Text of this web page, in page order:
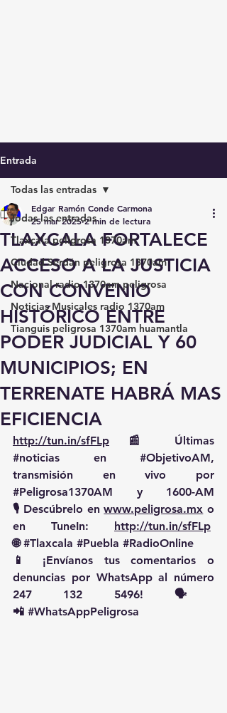
Entrada
Todas las entradas
Tlaxcala peligrosa 1370am
Ciudad Serdán peligrosa 1370am
Nacional radio 1370am peligrosa
Noticias Musicales radio 1370am
Tianguis peligrosa 1370am huamantla
Todas las entradas
TLAXCALA FORTALECE
ACCESO A LA JUSTICIA
CON CONVENIO
HISTÓRICO ENTRE
PODER JUDICIAL Y 60
MUNICIPIOS; EN
TERRENATE HABRÁ MAS
EFICIENCIA
Edgar Ramón Conde Carmona
25 mar 2025 2 min de lectura
http://tun.in/sfFLp
#noticias en #ObjetivoAM,
#Peligrosa1370AM y 1600-AM
🎙️ Descúbrelo en www.peligrosa.mx o
en TuneIn: http://tun.in/sfFLp
🌐 #Tlaxcala #Puebla #RadioOnline
📱 ¡Envíanos tus comentarios o
denuncias por WhatsApp al número
247 132 5496! 🗣️
📲 #WhatsAppPeligrosa